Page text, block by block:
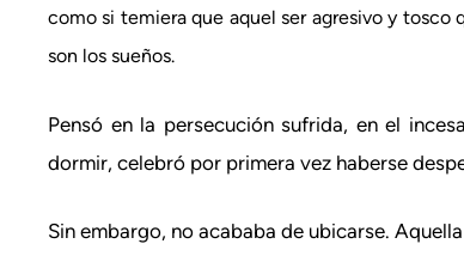
como si temiera que aquel ser agresivo y tosco
son los sueños.
Pensó en la persecución sufrida, en el
dormir, celebró por primera vez haberse
Sin embargo, no acababa de ubicarse.